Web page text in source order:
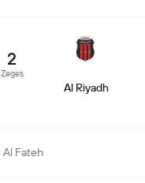
2
Zeges
Al Riyadh
Al Fateh